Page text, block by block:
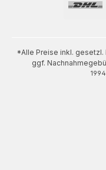
*Alle Preise inkl.
ggf.